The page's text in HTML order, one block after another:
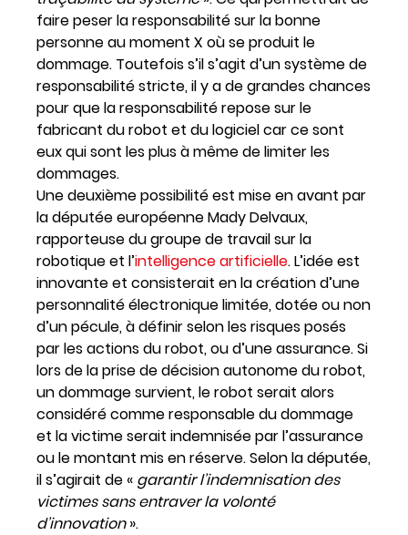
faire peser la responsabilité sur la bonne
personne au moment X où se produit le
dommage. Toutefois s’il s’agit d’un système de
responsabilité stricte, il y a de grandes chances
pour que la responsabilité repose sur le
fabricant du robot et du logiciel car ce sont
eux qui sont les plus à même de limiter les
dommages.
Une deuxième possibilité est mise en avant par
la députée européenne Mady Delvaux,
rapporteuse du groupe de travail sur la
robotique et l’intelligence artificielle. L’idée est
innovante et consisterait en la création d’une
personnalité électronique limitée, dotée ou non
d’un pécule, à définir selon les risques posés
par les actions du robot, ou d’une assurance. Si
lors de la prise de décision autonome du robot,
un dommage survient, le robot serait alors
considéré comme responsable du dommage
et la victime serait indemnisée par l’assurance
ou le montant mis en réserve. Selon la députée,
il s’agirait de « garantir l’indemnisation des
victimes sans entraver la volonté
d’innovation».